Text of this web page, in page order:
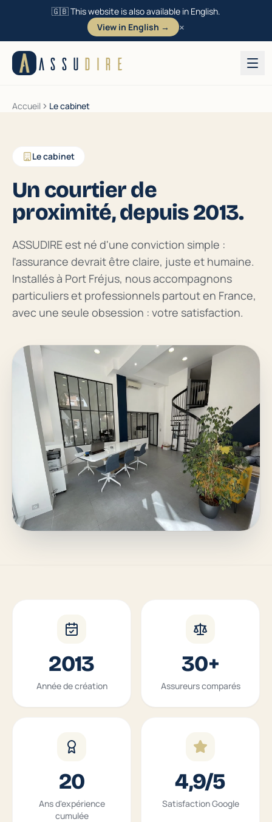
🇬🇧 This website is also available in English.
View in English →
×
Aller au contenu
ASSU DIRE
Accueil Le cabinet
Le cabinet
Un courtier de
proximité, depuis 2013.
ASSUDIRE est né d'une conviction simple :
l'assurance devrait être claire, juste et humaine.
Installés à Port Fréjus, nous accompagnons
particuliers et professionnels partout en France,
avec une seule obsession : votre satisfaction.
2013
Année de création
30+
Assureurs comparés
20
Ans d'expérience
cumulée
4,9/5
Satisfaction Google